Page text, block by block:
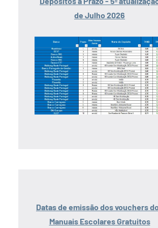
de Julho 2026
Datas de emissão dos vouchers
Manuais Escolares Gratuitos